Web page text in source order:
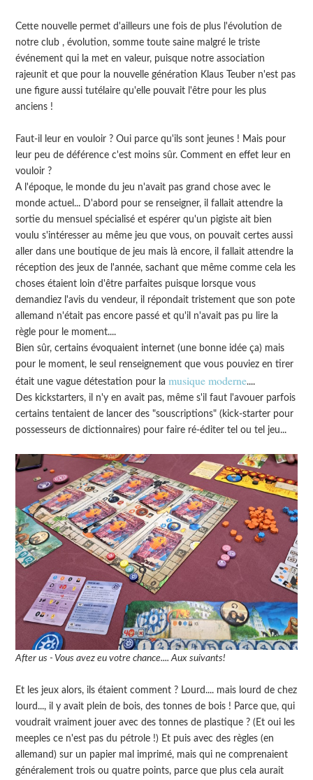
Cette nouvelle permet d'ailleurs une fois de plus l'évolution de
notre club , évolution, somme toute saine malgré le triste
événement qui la met en valeur, puisque notre association
rajeunit et que pour la nouvelle génération Klaus Teuber n'est pas
une figure aussi tutélaire qu'elle pouvait l'être pour les plus
anciens !
Faut-il leur en vouloir ? Oui parce qu'ils sont jeunes ! Mais pour
leur peu de déférence c'est moins sûr. Comment en effet leur en
vouloir ?
A l'époque, le monde du jeu n'avait pas grand chose avec le
monde actuel... D'abord pour se renseigner, il fallait attendre la
sortie du mensuel spécialisé et espérer qu'un pigiste ait bien
voulu s'intéresser au même jeu que vous, on pouvait certes aussi
aller dans une boutique de jeu mais là encore, il fallait attendre la
réception des jeux de l'année, sachant que même comme cela les
choses étaient loin d'être parfaites puisque lorsque vous
demandiez l'avis du vendeur, il répondait tristement que son pote
allemand n'était pas encore passé et qu'il n'avait pas pu lire la
règle pour le moment....
Bien sûr, certains évoquaient internet (une bonne idée ça) mais
pour le moment, le seul renseignement que vous pouviez en tirer
était une vague détestation pour lamusique moderne....
Des kickstarters, il n'y en avait pas, même s'il faut l'avouer parfois
certains tentaient de lancer des "souscriptions" (kick-starter pour
possesseurs de dictionnaires) pour faire ré-éditer tel ou tel jeu...
After us - Vous avez eu votre chance.... Aux suivants!
Et les jeux alors, ils étaient comment ? Lourd.... mais lourd de chez
lourd..., il y avait plein de bois, des tonnes de bois ! Parce que, qui
voudrait vraiment jouer avec des tonnes de plastique ? (Et oui les
meeples ce n'est pas du pétrole !) Et puis avec des règles (en
allemand) sur un papier mal imprimé, mais qui ne comprenaient
généralement trois ou quatre points, parce que plus cela aurait